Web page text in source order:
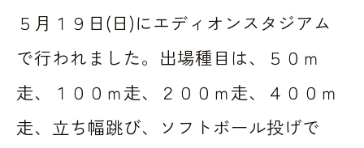
５月１９日(日)にエディオンスタジアム
で行われました。出場種目は、５０ｍ
走、１００ｍ走、２００ｍ走、４００ｍ
走、立ち幅跳び、ソフトボール投げで